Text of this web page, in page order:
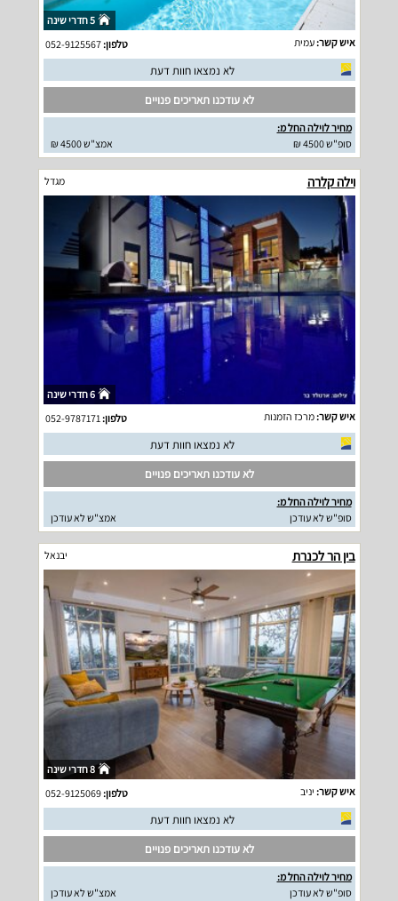
5 חדרי שינה
איש קשר:עמית טלפון:052-9125567
לא נמצאו חוות דעת
לא עודכנו תאריכים פנויים
מחיר לוילה החל מ:
סופ"ש 4500 ₪
אמצ"ש 4500 ₪
וילה קלרה מגדל
6 חדרי שינה
איש קשר:מרכז הזמנות טלפון:052-9787171
לא נמצאו חוות דעת
לא עודכנו תאריכים פנויים
מחיר לוילה החל מ:
סופ"ש לא עודכן
אמצ"ש לא עודכן
בין הר לכנרת יבנאל
8 חדרי שינה
איש קשר: יניב טלפון:052-9125069
לא נמצאו חוות דעת
לא עודכנו תאריכים פנויים
מחיר לוילה החל מ:
סופ"ש לא עודכן
אמצ"ש לא עודכן